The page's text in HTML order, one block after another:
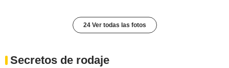
24 Ver todas las fotos
Secretos de rodaje